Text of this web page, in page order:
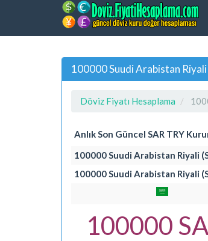
100000 Suudi Arabistan Riyali
Döviz Fiyatı Hesaplama
Anlık Son Güncel SAR TRY
100000 Suudi Arabistan Riyali
100000 Suudi Arabistan Riyali
100000